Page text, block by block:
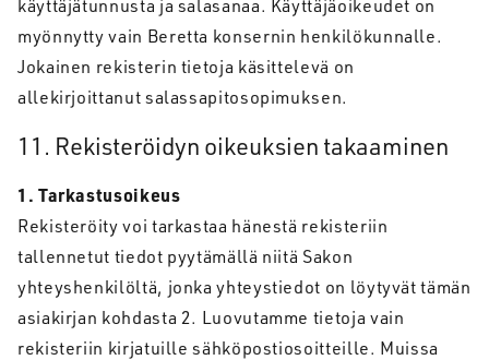
käyttäjätunnusta ja salasanaa. Käyttäjäoikeudet on
myönnytty vain Beretta konsernin henkilökunnalle.
Jokainen rekisterin tietoja käsittelevä on
allekirjoittanut salassapitosopimuksen.
11. Rekisteröidyn oikeuksien takaaminen
1. Tarkastusoikeus
Rekisteröity voi tarkastaa hänestä rekisteriin
tallennetut tiedot pyytämällä niitä Sakon
yhteyshenkilöltä, jonka yhteystiedot on löytyvät tämän
asiakirjan kohdasta 2. Luovutamme tietoja vain
rekisteriin kirjatuille sähköpostiosoitteille. Muissa